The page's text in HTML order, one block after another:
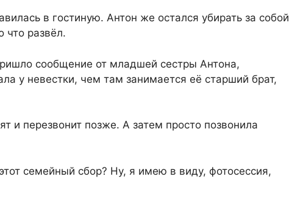
в гостиную. Антон же остался убирать за собой
что развёл.
сообщение от младшей сестры Антона,
у невестки, чем там занимается её старший брат,
и перезвонит позже. А затем просто позвонила
семейный сбор? Ну, я имею в виду, фотосессия,